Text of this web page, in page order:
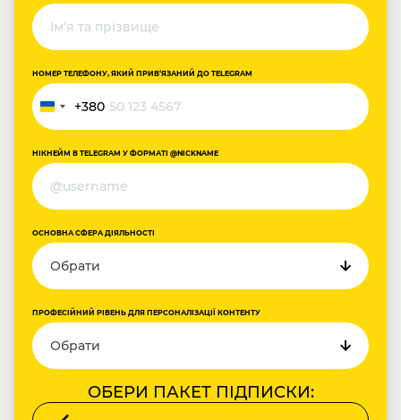
НОМЕР ТЕЛЕФОНУ, ЯКИЙ ПРИВ‘ЯЗАНИЙ ДО TELEGRAM
Україна
+380
+380
НІКНЕЙМ В TELEGRAM У ФОРМАТІ @NICKNAME
ОСНОВНА СФЕРА ДІЯЛЬНОСТІ
ПРОФЕСІЙНИЙ РІВЕНЬ ДЛЯ ПЕРСОНАЛІЗАЦІЇ КОНТЕНТУ
ОБЕРИ ПАКЕТ ПІДПИСКИ: